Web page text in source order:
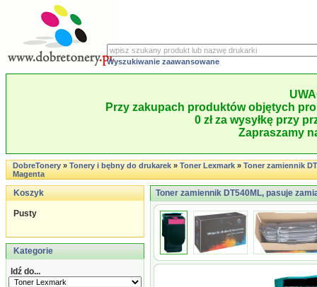
Wyszukiwanie zaawansowane
Przy zakupach produktów objętych
0 zł za wysyłkę przy
Zapraszamy
DobreTonery»Tonery i bębny do drukarek»Toner Lexmark»Toner zamiennik
Magenta
Koszyk
Pusty
Kategorie
Idź do...
Toner zamiennik DT540ML, pasuje